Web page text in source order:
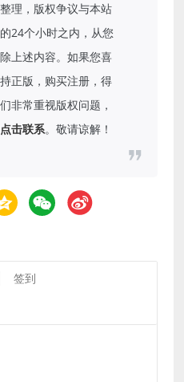
理，版权争议与本站
24个小时之内，从您
上述内容。如果您喜
正版，购买注册，得
非常重视版权问题，
点击联系。敬请谅解！
签到